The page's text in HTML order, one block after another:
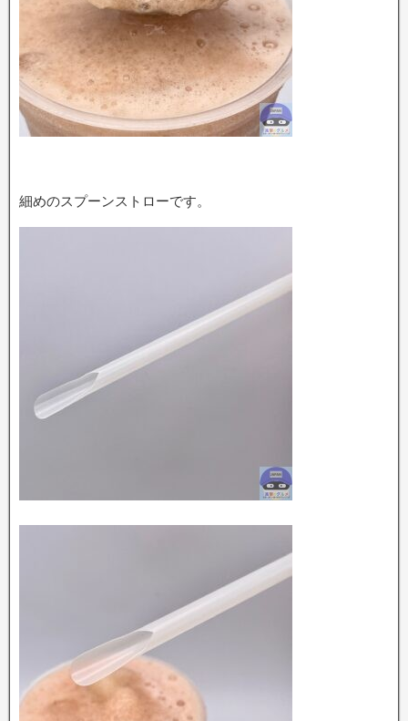
細めのスプーンストローです。